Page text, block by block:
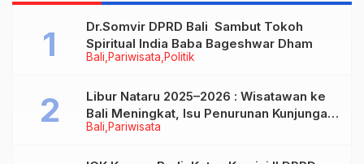
Bali Pariwisata Politik
Dr.Somvir DPRD Bali Sambut Tokoh
Spiritual India Baba Bageshwar Dham
Bali Pariwisata
Libur Nataru 2025–2026 : Wisatawan ke
Bali Meningkat, Isu Penurunan Kunjungan
Tidak Benar